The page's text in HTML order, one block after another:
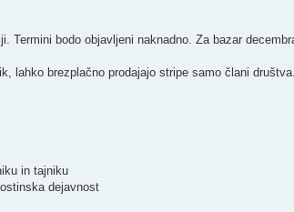
Termini bodo objavljeni naknadno. Za bazar
lahko brezplačno prodajajo stripe samo člani
in tajniku
dejavnost